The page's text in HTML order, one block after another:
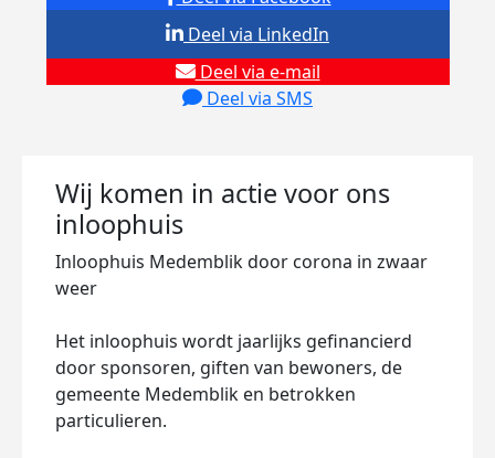
Deel via e-mail
Deel via SMS
Deel via LinkedIn
Wij komen in actie voor ons
inloophuis
Inloophuis Medemblik door corona in zwaar
weer
Het inloophuis wordt jaarlijks gefinancierd
door sponsoren, giften van bewoners, de
gemeente Medemblik en betrokken
particulieren.